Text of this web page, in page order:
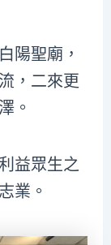
陽聖廟，
，二來更
。
益眾生之
業。